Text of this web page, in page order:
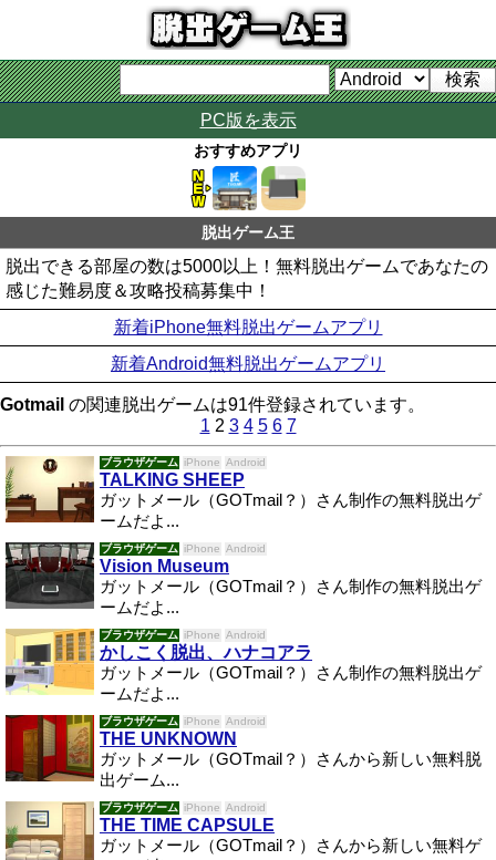
PC版を表示
おすすめアプリ
脱出ゲーム王
脱出できる部屋の数は5000以上！無料脱出ゲームであなたの
感じた難易度＆攻略投稿募集中！
新着iPhone無料脱出ゲームアプリ
新着Android無料脱出ゲームアプリ
Gotmail の関連脱出ゲームは91件登録されています。
1 2 3 4 5 6 7
ブラウザゲーム iPhone Android
TALKING SHEEP
ガットメール（GOTmail？）さん制作の無料脱出ゲ
ームだよ...
ブラウザゲーム iPhone Android
Vision Museum
ガットメール（GOTmail？）さん制作の無料脱出ゲ
ームだよ...
ブラウザゲーム iPhone Android
かしこく脱出、ハナコアラ
ガットメール（GOTmail？）さん制作の無料脱出ゲ
ームだよ...
ブラウザゲーム iPhone Android
THE UNKNOWN
ガットメール（GOTmail？）さんから新しい無料脱
出ゲーム...
ブラウザゲーム iPhone Android
THE TIME CAPSULE
ガットメール（GOTmail？）さんから新しい無料ゲ